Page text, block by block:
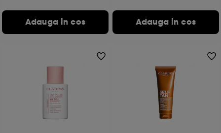
Adauga in cos Adauga in cos